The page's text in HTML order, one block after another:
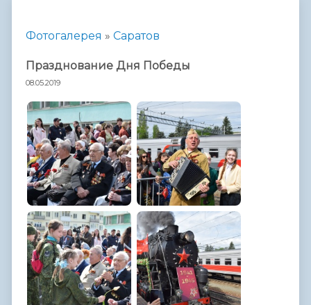
Фотогалерея » Саратов
Празднование Дня Победы
08.05.2019